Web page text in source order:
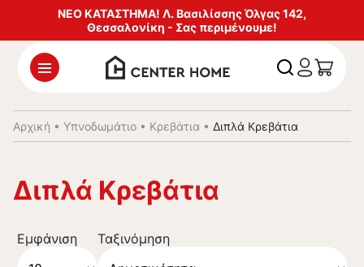
ΝΕΟ ΚΑΤΑΣΤΗΜΑ! Λ. Βασιλίσσης Όλγας 142,
Θεσσαλονίκη - Σας περιμένουμε!
Αρχική • Υπνοδωμάτιο • Κρεβάτια • Διπλά Κρεβάτια
Διπλά Κρεβάτια
Εμφάνιση Ταξινόμηση